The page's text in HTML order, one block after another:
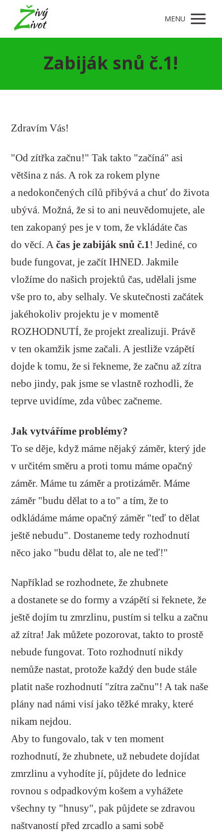
MENU
Zabiják snů č.1!
Zdravím Vás!
"Od zítřka začnu!" Tak takto "začíná" asi
většina z nás. A rok za rokem plyne
a nedokončených cílů přibývá a chuť do života
ubývá. Možná, že si to ani neuvědomujete, ale
ten zakopaný pes je v tom, že vkládáte čas
do věcí. Ačas je zabiják snů č.1! Jediné, co
bude fungovat, je začít IHNED. Jakmile
vložíme do našich projektů čas, udělali jsme
vše pro to, aby selhaly. Ve skutečnosti začátek
jakéhokoliv projektu je v momentě
ROZHODNUTÍ, že projekt zrealizuji. Právě
v ten okamžik jsme začali. A jestliže vzápětí
dojde k tomu, že si řekneme, že začnu až zítra
nebo jindy, pak jsme se vlastně rozhodli, že
teprve uvidíme, zda vůbec začneme.
Jak vytváříme problémy?
To se děje, když máme nějaký záměr, který jde
v určitém směru a proti tomu máme opačný
záměr. Máme tu záměr a protizáměr. Máme
záměr "budu dělat to a to" a tím, že to
odkládáme máme opačný záměr "teď to dělat
ještě nebudu". Dostaneme tedy rozhodnutí
něco jako "budu dělat to, ale ne teď!"
Například se rozhodnete, že zhubnete
a dostanete se do formy a vzápětí si řeknete, že
ještě dojím tu zmrzlinu, pustím si telku a začnu
až zítra! Jak můžete pozorovat, takto to prostě
nebude fungovat. Toto rozhodnutí nikdy
nemůže nastat, protože každý den bude stále
platit naše rozhodnutí "zítra začnu"! A tak naše
plány nad námi visí jako těžké mraky, které
nikam nejdou.
Aby to fungovalo, tak v ten moment
rozhodnutí, že zhubnete, už nebudete dojídat
zmrzlinu a vyhodíte jí, půjdete do lednice
rovnou s odpadkovým košem a vyhážete
všechny ty "hnusy", pak půjdete se zdravou
naštvaností před zrcadlo a sami sobě